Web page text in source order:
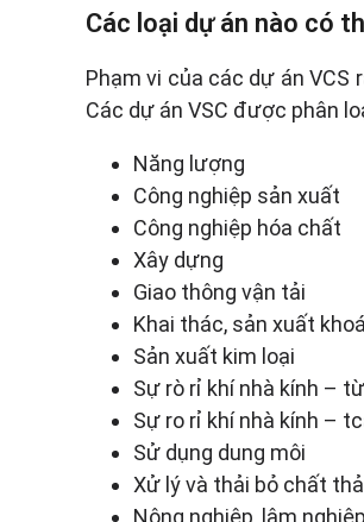
Các loại dự án nào có
Phạm vi của các dự án
Các dự án VSC được phân
Năng lượng
Công nghiệp sản xuất
Công nghiệp hóa chất
Xây dựng
Giao thông vận tải
Khai thác, sản xuất
Sản xuất kim loại
Sự rò rỉ khí nhà kính –
Sự ro rỉ khí nhà kính –
Sử dụng dung môi
Xử lý và thải bỏ chất
Nông nghiệp, lâm